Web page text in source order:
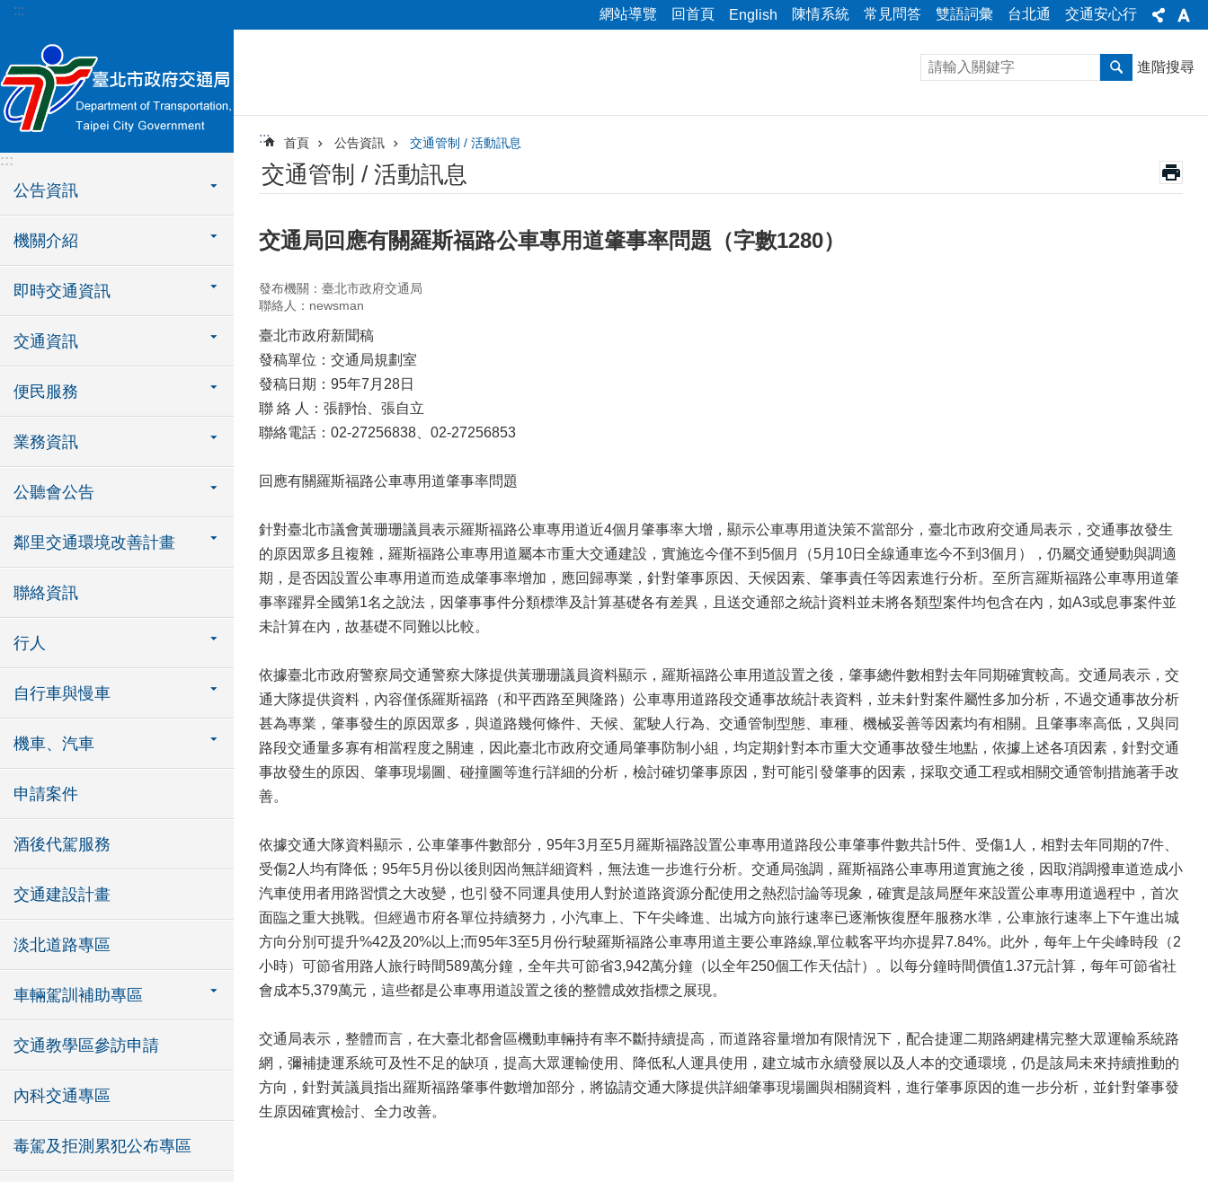
跳到主要內容區塊
::: 網站導覽 回首頁 English 陳情系統 常見問答 雙語詞彙 台北通 交通安心行
:::
公告資訊
機關介紹
即時交通資訊
交通資訊
便民服務
業務資訊
公聽會公告
鄰里交通環境改善計畫
聯絡資訊
行人
自行車與慢車
機車、汽車
申請案件
酒後代駕服務
交通建設計畫
淡北道路專區
車輛駕訓補助專區
交通教學區參訪申請
內科交通專區
毒駕及拒測累犯公布專區
進階搜尋
::: 首頁 公告資訊 交通管制 / 活動訊息
交通管制 / 活動訊息
交通局回應有關羅斯福路公車專用道肇事率問題（字數1280）
發布機關：臺北市政府交通局
聯絡人：newsman
臺北市政府新聞稿
發稿單位：交通局規劃室
發稿日期：95年7月28日
聯 絡 人：張靜怡、張自立
聯絡電話：02-27256838、02-27256853
回應有關羅斯福路公車專用道肇事率問題
針對臺北市議會黃珊珊議員表示羅斯福路公車專用道近4個月肇事率大增，顯示公車專用道決策不當部分，臺北市政府交通局表示，交通事故發生
的原因眾多且複雜，羅斯福路公車專用道屬本市重大交通建設，實施迄今僅不到5個月（5月10日全線通車迄今不到3個月），仍屬交通變動與調適
期，是否因設置公車專用道而造成肇事率增加，應回歸專業，針對肇事原因、天候因素、肇事責任等因素進行分析。至所言羅斯福路公車專用道肇
事率躍昇全國第1名之說法，因肇事事件分類標準及計算基礎各有差異，且送交通部之統計資料並未將各類型案件均包含在內，如A3或息事案件並
未計算在內，故基礎不同難以比較。
依據臺北市政府警察局交通警察大隊提供黃珊珊議員資料顯示，羅斯福路公車用道設置之後，肇事總件數相對去年同期確實較高。交通局表示，交
通大隊提供資料，內容僅係羅斯福路（和平西路至興隆路）公車專用道路段交通事故統計表資料，並未針對案件屬性多加分析，不過交通事故分析
甚為專業，肇事發生的原因眾多，與道路幾何條件、天候、駕駛人行為、交通管制型態、車種、機械妥善等因素均有相關。且肇事率高低，又與同
路段交通量多寡有相當程度之關連，因此臺北市政府交通局肇事防制小組，均定期針對本市重大交通事故發生地點，依據上述各項因素，針對交通
事故發生的原因、肇事現場圖、碰撞圖等進行詳細的分析，檢討確切肇事原因，對可能引發肇事的因素，採取交通工程或相關交通管制措施著手改
善。
依據交通大隊資料顯示，公車肇事件數部分，95年3月至5月羅斯福路設置公車專用道路段公車肇事件數共計5件、受傷1人，相對去年同期的7件、
受傷2人均有降低；95年5月份以後則因尚無詳細資料，無法進一步進行分析。交通局強調，羅斯福路公車專用道實施之後，因取消調撥車道造成小
汽車使用者用路習慣之大改變，也引發不同運具使用人對於道路資源分配使用之熱烈討論等現象，確實是該局歷年來設置公車專用道過程中，首次
面臨之重大挑戰。但經過市府各單位持續努力，小汽車上、下午尖峰進、出城方向旅行速率已逐漸恢復歷年服務水準，公車旅行速率上下午進出城
方向分別可提升%42及20%以上;而95年3至5月份行駛羅斯福路公車專用道主要公車路線,單位載客平均亦提昇7.84%。此外，每年上午尖峰時段（2
小時）可節省用路人旅行時間589萬分鐘，全年共可節省3,942萬分鐘（以全年250個工作天估計）。以每分鐘時間價值1.37元計算，每年可節省社
會成本5,379萬元，這些都是公車專用道設置之後的整體成效指標之展現。
交通局表示，整體而言，在大臺北都會區機動車輛持有率不斷持續提高，而道路容量增加有限情況下，配合捷運二期路網建構完整大眾運輸系統路
網，彌補捷運系統可及性不足的缺項，提高大眾運輸使用、降低私人運具使用，建立城市永續發展以及人本的交通環境，仍是該局未來持續推動的
方向，針對黃議員指出羅斯福路肇事件數增加部分，將協請交通大隊提供詳細肇事現場圖與相關資料，進行肇事原因的進一步分析，並針對肇事發
生原因確實檢討、全力改善。